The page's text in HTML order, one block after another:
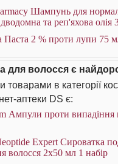
Шампунь для
та реп'яхова олія
Паста 2 % проти лупи 75
для волосся є
в категорії
аптеки DS є:
Ампули проти випадіння
Expert Сироватка
волосся 2x50 мл 1 набір